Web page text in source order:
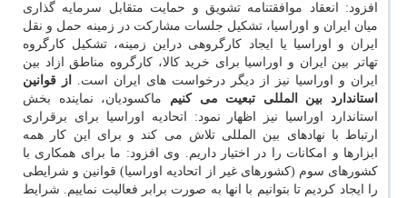
افزود: انعقاد موافقتنامه تشویق و حمایت متقابل سرمایه گذاری
میان ایران و اوراسیا، تشکیل جلسات مشارکت در زمینه حمل و نقل
ایران و اوراسیا یا ایجاد کارگروهی دراین زمینه، تشکیل کارگروه
تهاتر بین ایران و اوراسیا برای خرید کالا، کارگروه مناطق ازاد بین
ایران و اوراسیا نیز از دیگر درخواست های ایران است.
از قوانین
استاندارد بین المللی تبعیت می کنیم ماکسودیان، نماینده بخش
استاندارد اوراسیا نیز اظهار نمود: اتحادیه اوراسیا برای برقراری
ارتباط با نهادهای بین المللی تلاش می کند و برای این کار همه
ابزارها و امکانات را در اختیار داریم. وی افزود: ما برای همکاری با
کشورهای سوم (کشورهای غیر از اتحادیه اوراسیا) قوانین و شرایطی
را ایجاد کردیم تا بتوانیم با انها به صورت برابر فعالیت نماییم. شرایط